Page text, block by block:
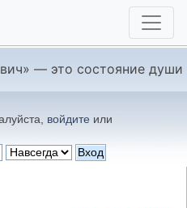
— это состояние души
войдите или